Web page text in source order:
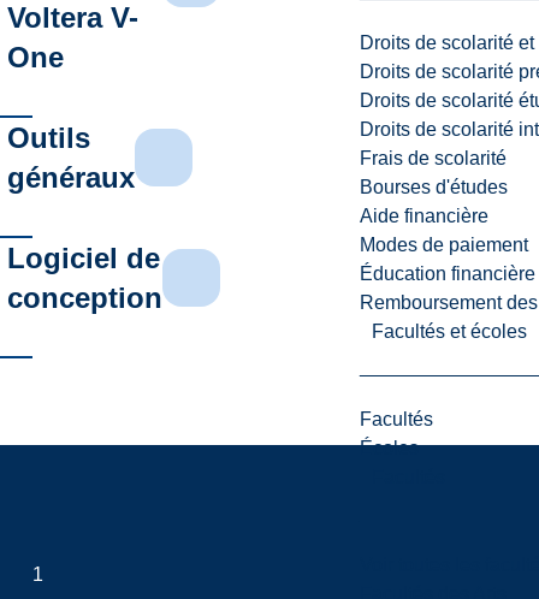
Droits de scolarité
Droits de scolarité
Droits de scolarité
Droits de scolarité
Frais de scolarité
Bourses d'études
Aide financière
Modes de paiement
Éducation financière
Remboursement
Facultés et écoles
Facultés
Écoles
Voltera V-
One
Outils
généraux
Logiciel de
conception
1